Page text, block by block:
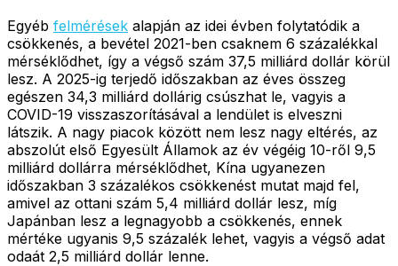
Egyéb felmérések alapján az idei évben folytatódik a
csökkenés, a bevétel 2021-ben csaknem 6 százalékkal
mérséklődhet, így a végső szám 37,5 milliárd dollár körül
lesz. A 2025-ig terjedő időszakban az éves összeg
egészen 34,3 milliárd dollárig csúszhat le, vagyis a
COVID-19 visszaszorításával a lendület is elveszni
látszik. A nagy piacok között nem lesz nagy eltérés, az
abszolút első Egyesült Államok az év végéig 10-ről 9,5
milliárd dollárra mérséklődhet, Kína ugyanezen
időszakban 3 százalékos csökkenést mutat majd fel,
amivel az ottani szám 5,4 milliárd dollár lesz, míg
Japánban lesz a legnagyobb a csökkenés, ennek
mértéke ugyanis 9,5 százalék lehet, vagyis a végső adat
odaát 2,5 milliárd dollár lenne.